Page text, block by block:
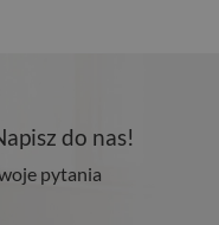
do nas!
pytania